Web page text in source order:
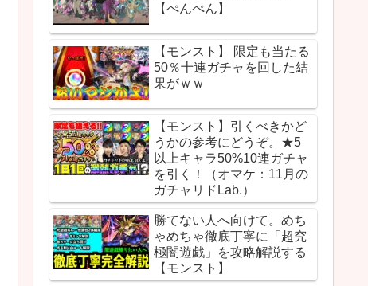
【ぺんぺん】
【モンスト】 限定も当たる
50％十連ガチャを回した結
果がｗｗ
【モンスト】引くべきかど
うかの参考にどうぞ。★5
以上キャラ50%10連ガチャ
を引く！（オマケ：11月の
ガチャリドLab.）
勝てない人へ向けて。めち
ゃめちゃ徹底丁寧に「超究
極闇遊戯」を攻略解説する
【モンスト】